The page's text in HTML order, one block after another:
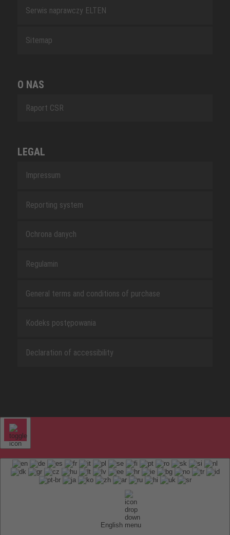
Serwis naprawczy ELTEN
Sitemap
O NAS
Raport CSR
LEGAL
Impressum
Reporting system
Ochrona danych
Regulamin
General terms and conditions of purchase
Kodeks postępowania
Declaration of accessibility
English